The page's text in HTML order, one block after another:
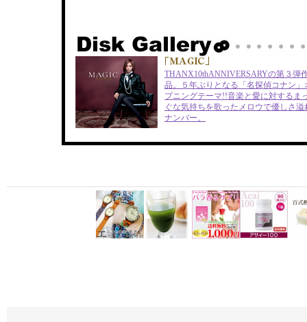
THANX10thANNIVERSARYの第３弾
品。５年ぶりとなる「名探偵コナン」
プニングテーマ!!音楽と愛に対するま
ぐな気持ちを歌ったメロウで優しさ溢
ナンバー。